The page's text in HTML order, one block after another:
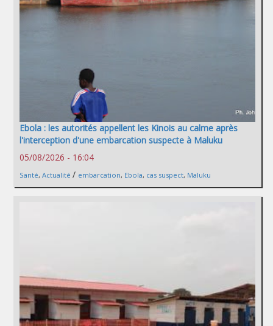
Ebola : les autorités appellent les Kinois au calme après
l'interception d'une embarcation suspecte à Maluku
05/08/2026 - 16:04
Santé, Actualité / embarcation, Ebola, cas suspect, Maluku